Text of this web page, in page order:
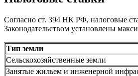
Согласно ст. 394 НК РФ, налоговые
Законодательством установлены
Тип земли
Сельскохозяйственные земли
Занятые жильем и инженерной